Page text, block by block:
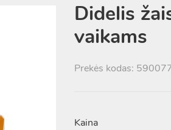
Didelis
vaikams
Prekės kodas:
Kaina